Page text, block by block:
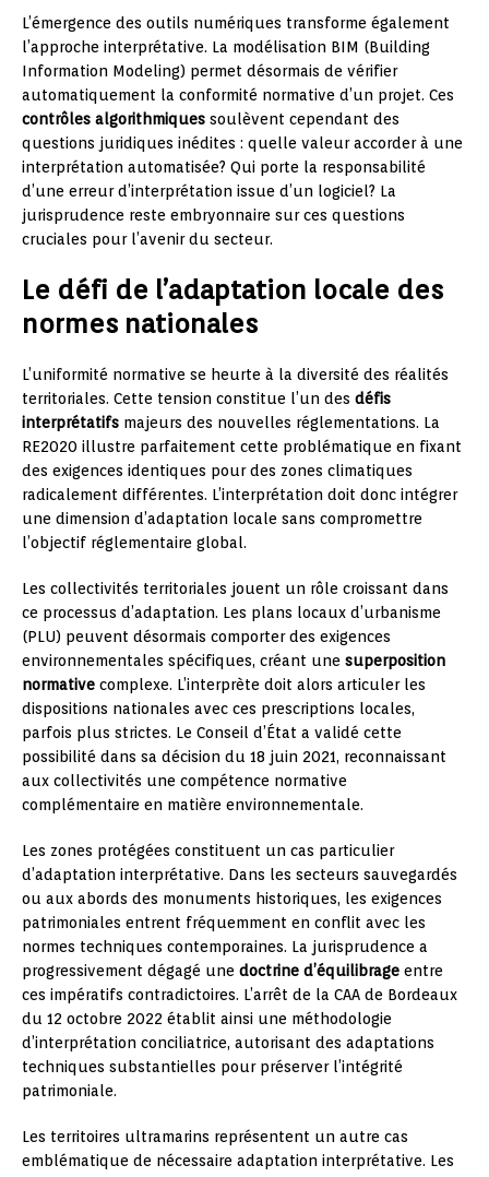
L’émergence des outils numériques transforme également
l’approche interprétative. La modélisation BIM (Building
Information Modeling) permet désormais de vérifier
automatiquement la conformité normative d’un projet. Ces
contrôles algorithmiques soulèvent cependant des
questions juridiques inédites : quelle valeur accorder à une
interprétation automatisée? Qui porte la responsabilité
d’une erreur d’interprétation issue d’un logiciel? La
jurisprudence reste embryonnaire sur ces questions
cruciales pour l’avenir du secteur.
Le défi de l’adaptation locale des
normes nationales
L’uniformité normative se heurte à la diversité des réalités
territoriales. Cette tension constitue l’un des défis
interprétatifs majeurs des nouvelles réglementations. La
RE2020 illustre parfaitement cette problématique en fixant
des exigences identiques pour des zones climatiques
radicalement différentes. L’interprétation doit donc intégrer
une dimension d’adaptation locale sans compromettre
l’objectif réglementaire global.
Les collectivités territoriales jouent un rôle croissant dans
ce processus d’adaptation. Les plans locaux d’urbanisme
(PLU) peuvent désormais comporter des exigences
environnementales spécifiques, créant une superposition
normative complexe. L’interprète doit alors articuler les
dispositions nationales avec ces prescriptions locales,
parfois plus strictes. Le Conseil d’État a validé cette
possibilité dans sa décision du 18 juin 2021, reconnaissant
aux collectivités une compétence normative
complémentaire en matière environnementale.
Les zones protégées constituent un cas particulier
d’adaptation interprétative. Dans les secteurs sauvegardés
ou aux abords des monuments historiques, les exigences
patrimoniales entrent fréquemment en conflit avec les
normes techniques contemporaines. La jurisprudence a
progressivement dégagé une doctrine d’équilibrage entre
ces impératifs contradictoires. L’arrêt de la CAA de Bordeaux
du 12 octobre 2022 établit ainsi une méthodologie
d’interprétation conciliatrice, autorisant des adaptations
techniques substantielles pour préserver l’intégrité
patrimoniale.
Les territoires ultramarins représentent un autre cas
emblématique de nécessaire adaptation interprétative. Les